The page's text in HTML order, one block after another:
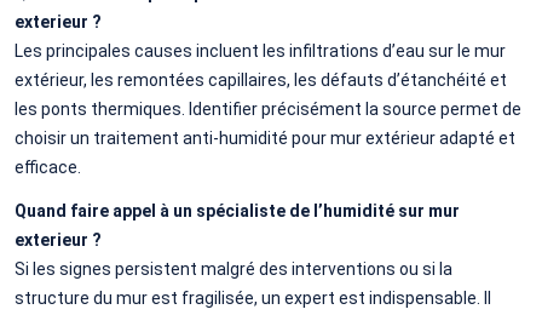
exterieur ?
Les principales causes incluent les infiltrations d’eau sur le mur
extérieur, les remontées capillaires, les défauts d’étanchéité et
les ponts thermiques. Identifier précisément la source permet de
choisir un traitement anti-humidité pour mur extérieur adapté et
efficace.
Quand faire appel à un spécialiste de l’humidité sur mur
exterieur ?
Si les signes persistent malgré des interventions ou si la
structure du mur est fragilisée, un expert est indispensable. Il